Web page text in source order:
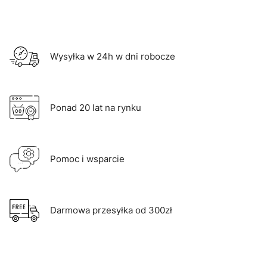
Wysyłka w 24h w dni robocze
Ponad 20 lat na rynku
Pomoc i wsparcie
Darmowa przesyłka od 300zł